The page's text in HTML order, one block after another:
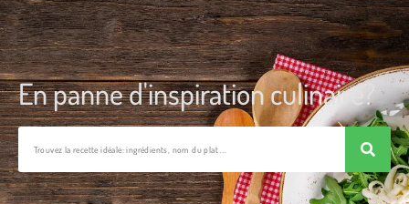
En panne d'inspiration culinaire?